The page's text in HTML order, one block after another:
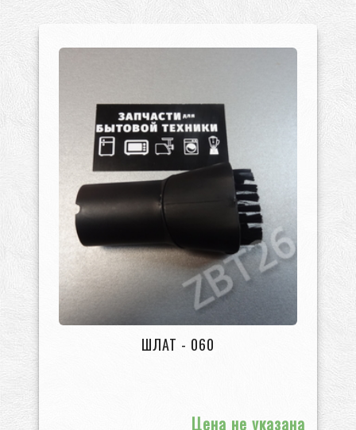
ШЛАТ - 060
Цена не указана